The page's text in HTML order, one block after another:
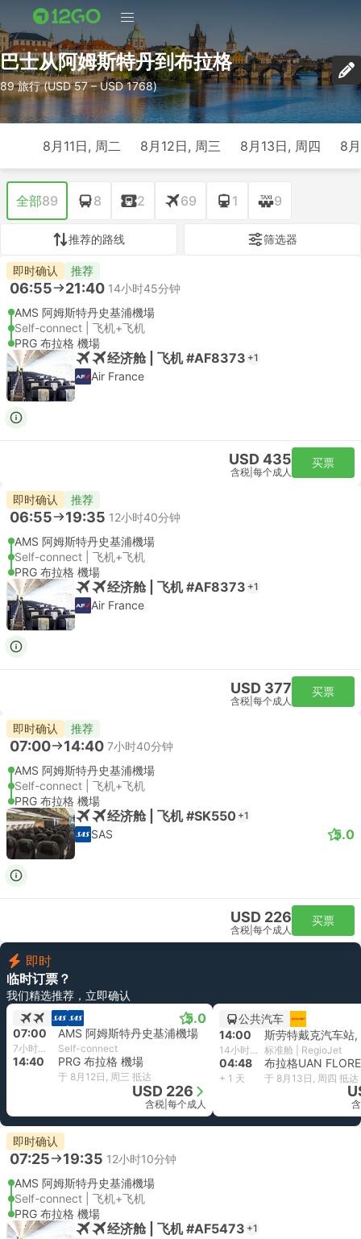
巴士从阿姆斯特丹到布拉格
89 旅行 (USD 57 – USD 1768)
8月11日, 周二 8月12日, 周三 8月13日, 周四 8
全部89 8 2 69 1 9
推荐的路线 筛选器
即时确认 推荐
06:55 21:40 14小时45分钟
AMS 阿姆斯特丹史基浦機場
Self-connect | 飞机+飞机
PRG 布拉格 機場
经济舱 | 飞机 #AF8373 +1
Air France
USD 435
含税 每个成人
买票
即时确认 推荐
06:55 19:35 12小时40分钟
AMS 阿姆斯特丹史基浦機場
Self-connect | 飞机+飞机
PRG 布拉格 機場
经济舱 | 飞机 #AF8373 +1
Air France
USD 377
含税 每个成人
买票
即时确认 推荐
07:00 14:40 7小时40分钟
AMS 阿姆斯特丹史基浦機場
Self-connect | 飞机+飞机
PRG 布拉格 機場
经济舱 | 飞机 #SK550 +1
SAS 5.0
USD 226
含税 每个成人
买票
即时
临时订票？
我们精选推荐，立即确认
5.0
07:00 AMS 阿姆斯特丹史基浦機場
7小时40分钟 Self-connect
14:40 PRG 布拉格 機場
于 8月12日, 周三 抵达
USD 226
含税 每个成人
公共汽车
14:00
14小时48分钟 标准舱 | RegioJet
04:48 布拉格UAN
+ 1 天 于 8月13日, 周四 抵达
即时确认
07:25 19:35 12小时10分钟
AMS 阿姆斯特丹史基浦機場
Self-connect | 飞机+飞机
PRG 布拉格 機場
经济舱 | 飞机 #AF5473 +1